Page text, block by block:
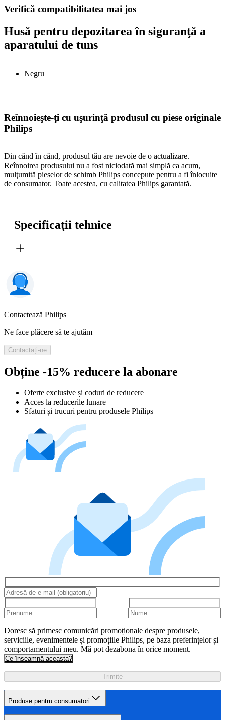
Verifică compatibilitatea mai jos
Husă pentru depozitarea în siguranţă a
aparatului de tuns
Negru
Reînnoieşte-ţi cu uşurinţă produsul cu piese originale
Philips
Din când în când, produsul tău are nevoie de o actualizare.
Reînnoirea produsului nu a fost niciodată mai simplă ca acum,
mulţumită pieselor de schimb Philips concepute pentru a fi înlocuite
de consumator. Toate acestea, cu calitatea Philips garantată.
Specificaţii tehnice
Contactează Philips
Ne face plăcere să te ajutăm
Contactați-ne
Obține -15% reducere la abonare
Oferte exclusive și coduri de reducere
Acces la reducerile lunare
Sfaturi și trucuri pentru produsele Philips
Doresc să primesc comunicări promoționale despre produsele,
serviciile, evenimentele și promoțiile Philips, pe baza preferințelor și
comportamentului meu. Mă pot dezabona în orice moment.
Ce înseamnă aceasta?
Trimite
Produse pentru consumatori